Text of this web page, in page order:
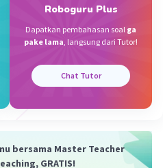
Level 89
sebuah narasi karena
dan bibi, serta melibatkan
Roboguru Plus
Dapatkan pembahasan soal ga
pake lama, langsung dari Tutor!
Chat Tutor
bersama Master Teacher
GRATIS!